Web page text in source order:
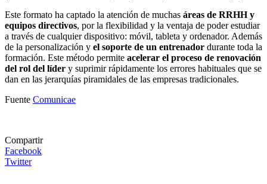
Este formato ha captado la atención de muchas áreas de RRHH y
equipos directivos, por la flexibilidad y la ventaja de poder estudiar
a través de cualquier dispositivo: móvil, tableta y ordenador. Además
de la personalización y el soporte de un entrenador durante toda la
formación. Este método permite acelerar el proceso de renovación
del rol del líder y suprimir rápidamente los errores habituales que se
dan en las jerarquías piramidales de las empresas tradicionales.
Fuente Comunicae
Compartir
Facebook
Twitter